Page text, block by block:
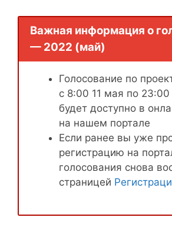
Важная информация о
— 2022 (май)
Голосование по
с 8:00 11 мая по
будет доступно в
на нашем портале
Если ранее вы уже
регистрацию на
голосования снова
страницей